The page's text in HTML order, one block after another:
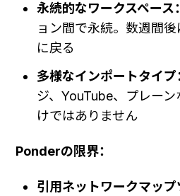
永続的なワークスペース：
ョン間で永続。数週間
に戻る
多様なインポートタイプ
ジ、YouTube、プレー
けではありません
Ponderの限界：
引用ネットワークマップ